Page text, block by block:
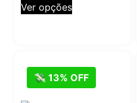
Ver opções
💸 13% OFF